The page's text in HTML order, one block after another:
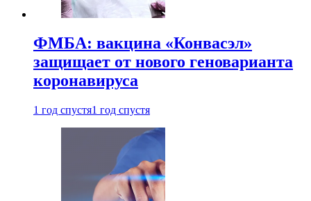
ФМБА: вакцина «Конвасэл»
защищает от нового геноварианта
коронавируса
1 год спустя1 год спустя